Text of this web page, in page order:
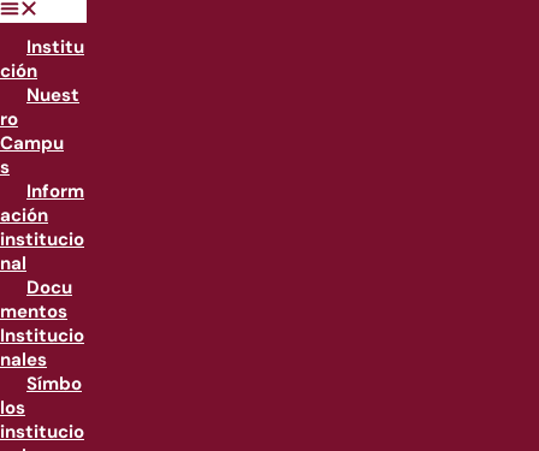
Institu
ción
Nuest
ro
Campu
s
Inform
ación
institucio
nal
Docu
mentos
Institucio
nales
Símbo
los
institucio